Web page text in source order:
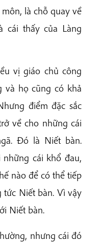
là chỗ quay về
cái thấy của Làng
vị giáo chủ công
và họ cũng có khả
điểm đặc sắc
về cho những cái
Đó là Niết bàn.
cái khổ đau,
nào để có thể tiếp
tức Niết bàn. Vì vậy
Niết bàn.
nhưng cái đó